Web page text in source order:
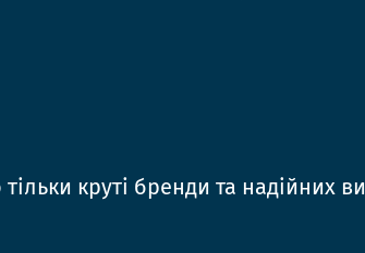
круті бренди та надійних